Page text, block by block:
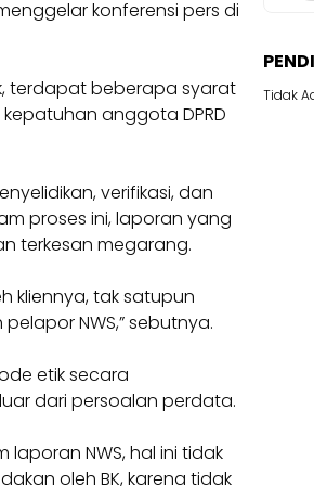
konferensi pers di
terdapat beberapa syarat
anggota DPRD
verifikasi, dan
proses ini, laporan yang
terkesan megarang.
kliennya, tak satupun
NWS,” sebutnya.
etik secara
dari persoalan perdata.
NWS, hal ini tidak
oleh BK, karena tidak
Tidak